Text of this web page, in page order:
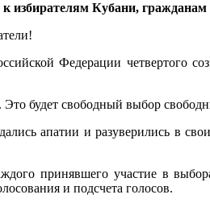
избирателям Кубани,
Федерации четвертого
Это будет свободный выбор
апатии и разуверились в
принявшего участие в
и подсчета голосов.